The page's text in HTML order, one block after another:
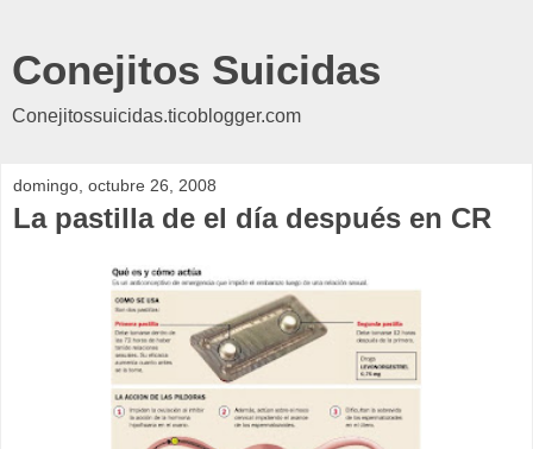
Conejitos Suicidas
Conejitossuicidas.ticoblogger.com
domingo, octubre 26, 2008
La pastilla de el día después en CR